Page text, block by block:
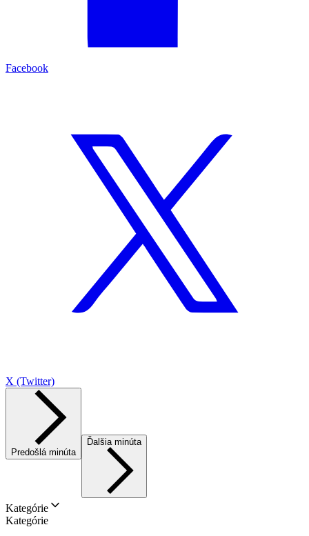
Facebook
X (Twitter)
Predošlá minúta
Ďalšia minúta
Kategórie
Kategórie